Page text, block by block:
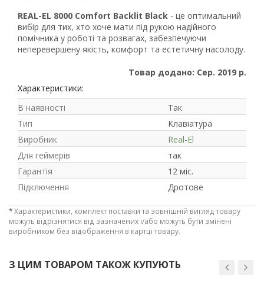
REAL-EL 8000 Comfort Backlit Black - це оптимальний
вибір для тих, хто хоче мати під рукою надійного
помічника у роботі та розвагах, забезпечуючи
неперевершену якість, комфорт та естетичну насолоду.
Товар додано: Сер. 2019 р.
Характеристики:
В наявності
Так
Тип
Клавіатура
Виробник
Real-El
Для геймерів
так
Гарантія
12 міс.
Підключення
Дротове
*Характеристики, комплект поставки та зовнішній вигляд товару
можуть відрізнятися від зазначених і/або можуть бути змінені
виробником без відображення в картці товару.
З ЦИМ ТОВАРОМ ТАКОЖ КУПУЮТЬ